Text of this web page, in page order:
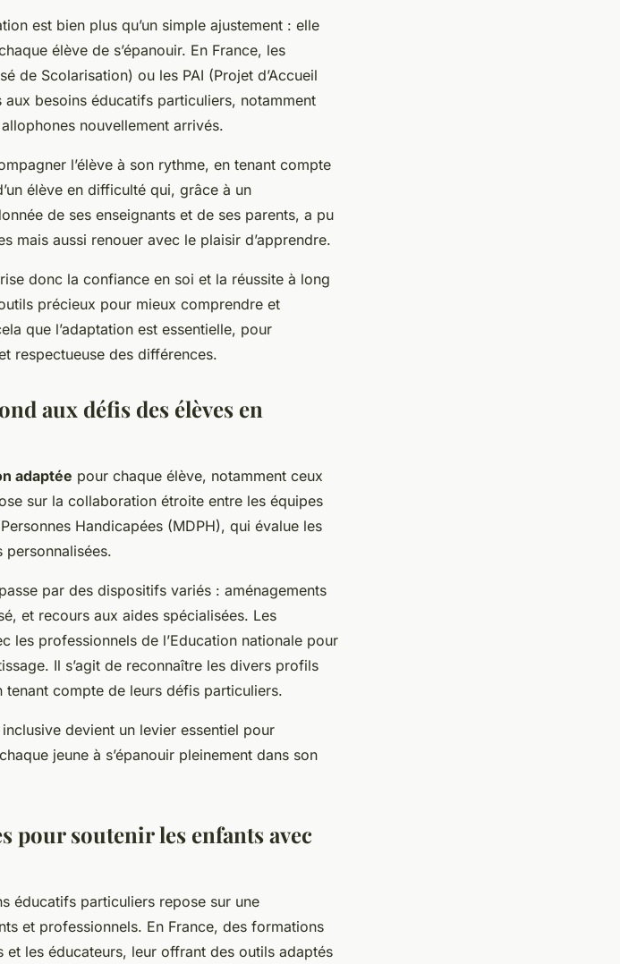
est bien plus qu’un simple ajustement : elle
élève de s’épanouir. En France, les
de Scolarisation) ou les PAI (Projet d’Accueil
besoins éducatifs particuliers, notamment
nouvellement arrivés.
l’élève à son rythme, en tenant compte
élève en difficulté qui, grâce à un
de ses enseignants et de ses parents, a pu
mais aussi renouer avec le plaisir d’apprendre.
donc la confiance en soi et la réussite à long
précieux pour mieux comprendre et
que l’adaptation est essentielle, pour
respectueuse des différences.
aux défis des élèves en
adaptée pour chaque élève, notamment ceux
sur la collaboration étroite entre les équipes
Handicapées (MDPH), qui évalue les
par des dispositifs variés : aménagements
et recours aux aides spécialisées. Les
les professionnels de l’Education nationale pour
Il s’agit de reconnaître les divers profils
compte de leurs défis particuliers.
devient un levier essentiel pour
jeune à s’épanouir pleinement dans son
pour soutenir les enfants avec
éducatifs particuliers repose sur une
et professionnels. En France, des formations
les éducateurs, leur offrant des outils adaptés